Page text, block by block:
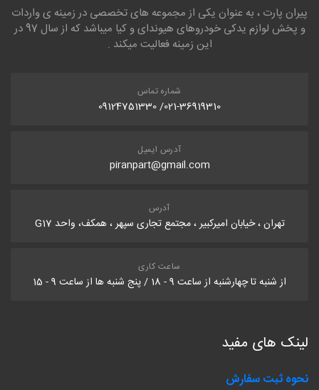
پیران پارت ، به عنوان یکی از مجموعه های تخصصی در زمینه ی واردات
و پخش لوازم یدکی خودروهای هیوندای و کیا میباشد که از سال 97 در
این زمینه فعالیت میکند .
شماره تماس
021-36919310/ 09124751330
آدرس ایمیل
piranpart@gmail.com
آدرس
تهران ، خیابان امیرکبیر ، مجتمع تجاری سپهر ، همکف، واحد G17
ساعت کاری
از شنبه تا چهارشنبه از ساعت 9 - 18 / پنج شنبه ها از ساعت 9 - 15
لینک های مفید
نحوه ثبت سفارش